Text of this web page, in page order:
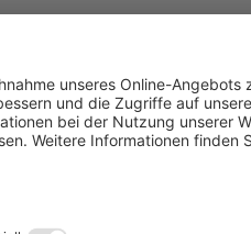
ist heutzutage
über etablierte
überprüfen. Meist erfolgt
von
häufig nicht statt.
Bild des